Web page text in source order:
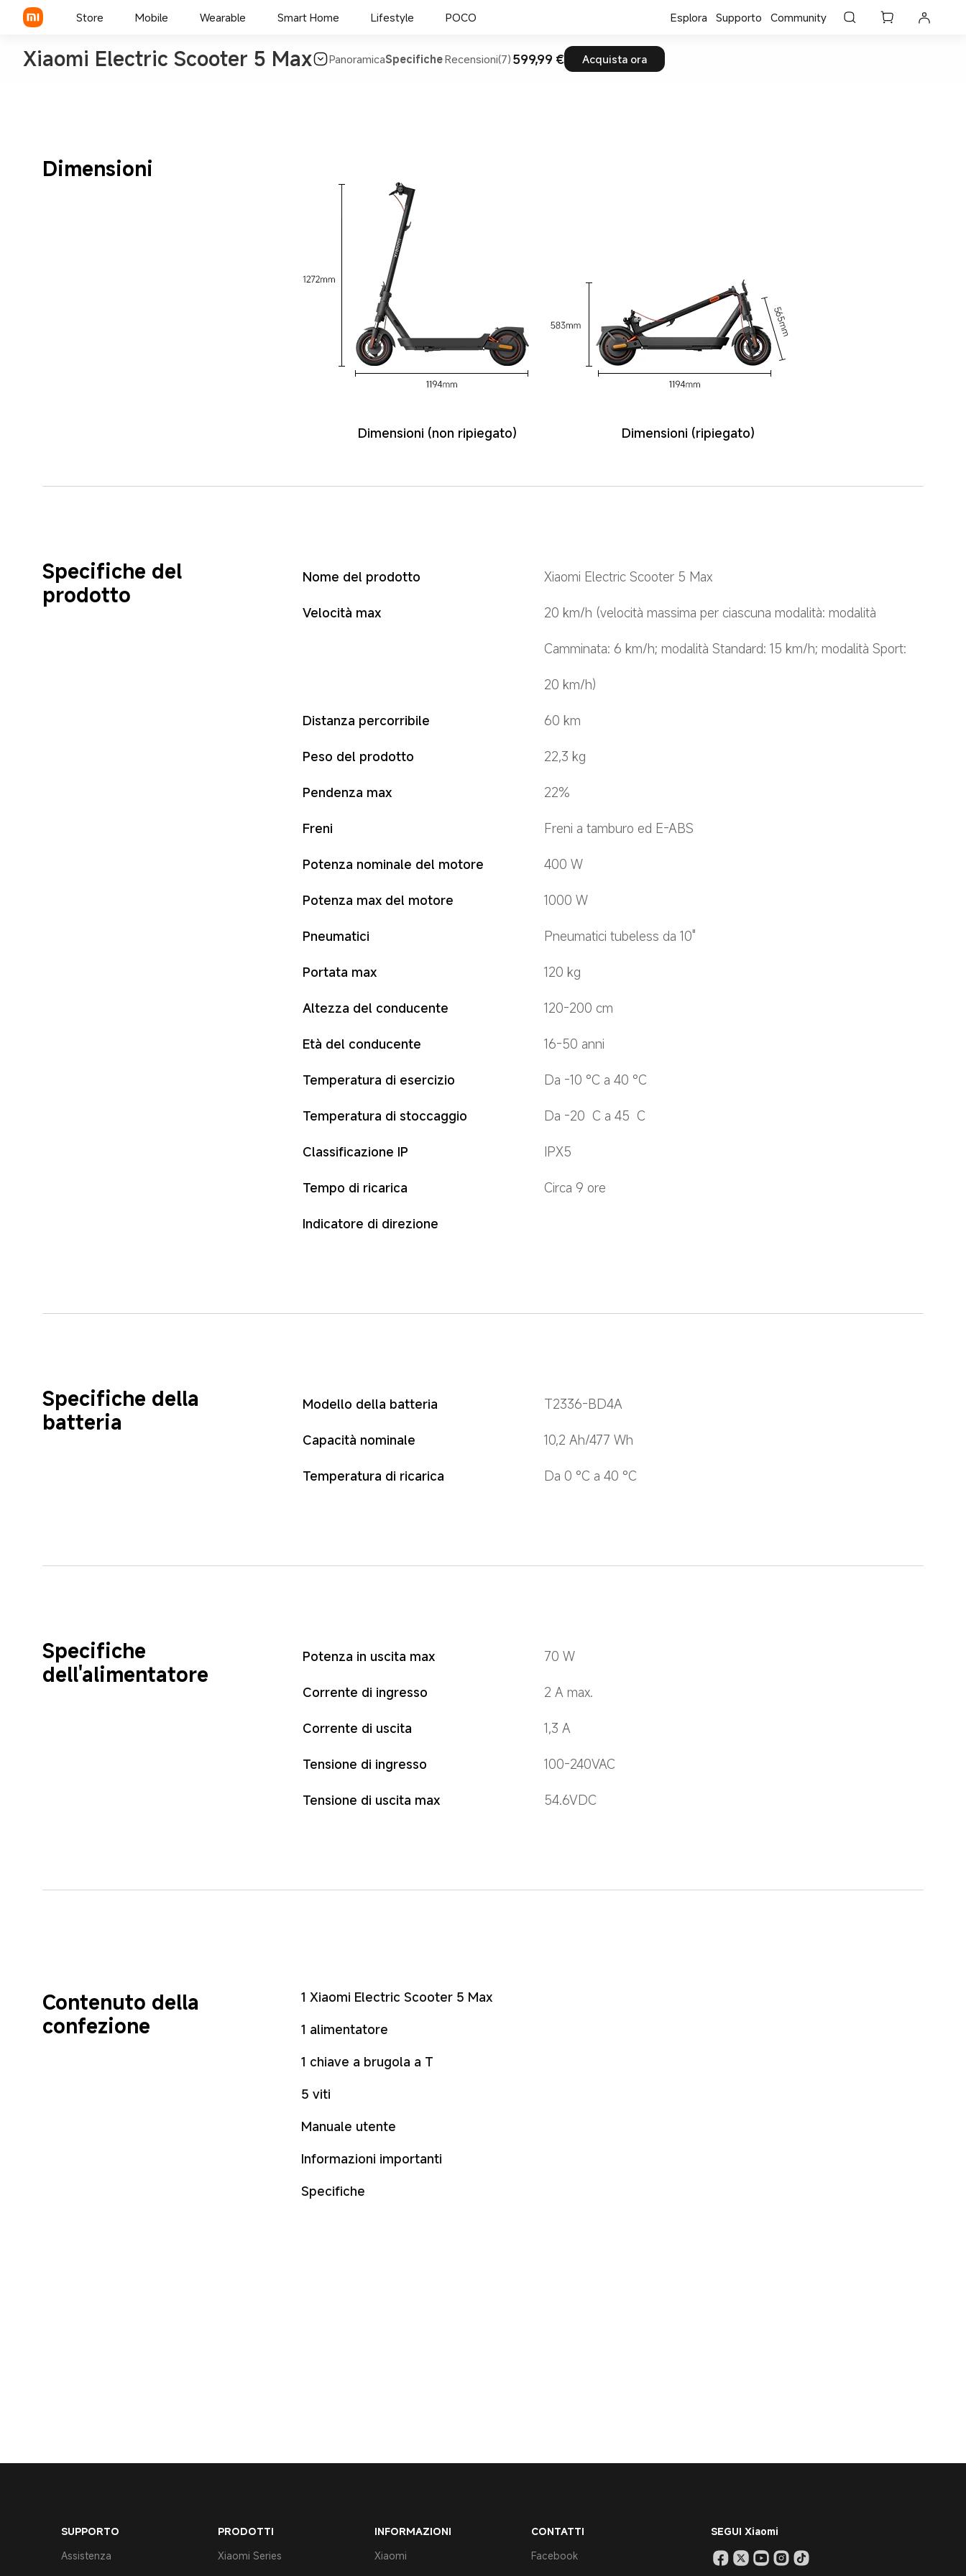
Store Mobile Wearable Smart Home Lifestyle POCO Esplora Supporto Community
Xiaomi Electric Scooter 5 Max PanoramicaSpecificheRecensioni(7) 599,99 € Acquista ora
Dimensioni
Dimensioni (ripiegato)
Dimensioni (non ripiegato)
Specifiche del
prodotto
Nome del prodotto Xiaomi Electric Scooter 5 Max
Velocità max 20 km/h (velocità massima per ciascuna modalità: modalità
Camminata: 6 km/h; modalità Standard: 15 km/h; modalità Sport:
20 km/h)
Distanza percorribile 60 km
Peso del prodotto 22,3 kg
Pendenza max 22%
Freni Freni a tamburo ed E-ABS
Potenza nominale del motore 400 W
Potenza max del motore 1000 W
Pneumatici Pneumatici tubeless da 10"
Portata max 120 kg
Altezza del conducente 120-200 cm
Età del conducente 16-50 anni
Temperatura di esercizio Da -10 °C a 40 °C
Temperatura di stoccaggio Da -20  C a 45  C
Classificazione IP IPX5
Tempo di ricarica Circa 9 ore
Indicatore di direzione
Specifiche della
batteria
Modello della batteria T2336-BD4A
Capacità nominale 10,2 Ah/477 Wh
Temperatura di ricarica Da 0 °C a 40 °C
Specifiche
dell'alimentatore
Potenza in uscita max 70 W
Corrente di ingresso 2 A max.
Corrente di uscita 1,3 A
Tensione di ingresso 100-240VAC
Tensione di uscita max 54.6VDC
Contenuto della
confezione
1 Xiaomi Electric Scooter 5 Max
1 alimentatore
1 chiave a brugola a T
5 viti
Manuale utente
Informazioni importanti
Specifiche
SUPPORTO
Assistenza
PRODOTTI
Xiaomi Series
INFORMAZIONI
Xiaomi
CONTATTI
Facebook
SEGUI Xiaomi